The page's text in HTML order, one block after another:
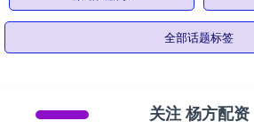
全部话题标签
关注 杨方配资